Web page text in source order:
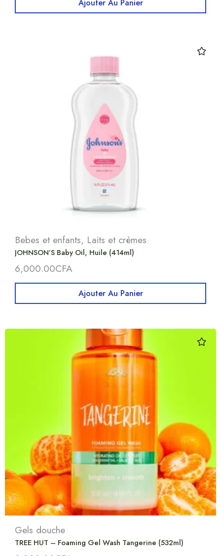
Ajouter Au Panier
Bebes et enfants, Laits et crèmes
JOHNSON’S Baby Oil, Huile (414ml)
6,000.00CFA
Ajouter Au Panier
Gels douche
TREE HUT – Foaming Gel Wash Tangerine (532ml)